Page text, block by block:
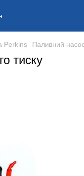
Perkins Паливний
тиску